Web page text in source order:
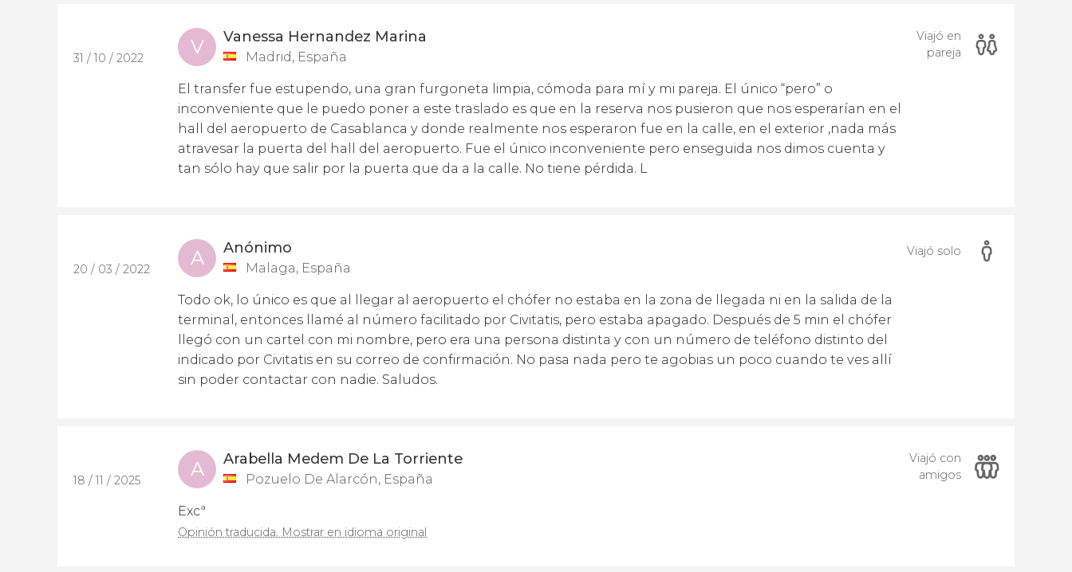
31 / 10 / 2022 V Vanessa Hernandez Marina
Madrid, España
El transfer fue estupendo, una gran furgoneta limpia, cómoda para mí y mi pareja. El único “pero” o
inconveniente que le puedo poner a este traslado es que en la reserva nos pusieron que nos esperarían en el
hall del aeropuerto de Casablanca y donde realmente nos esperaron fue en la calle, en el exterior ,nada más
atravesar la puerta del hall del aeropuerto. Fue el único inconveniente pero enseguida nos dimos cuenta y
tan sólo hay que salir por la puerta que da a la calle. No tiene pérdida. L
Viajó en
pareja
20 / 03 / 2022 A Anónimo
Malaga, España
Todo ok, lo único es que al llegar al aeropuerto el chófer no estaba en la zona de llegada ni en la salida de la
terminal, entonces llamé al número facilitado por Civitatis, pero estaba apagado. Después de 5 min el chófer
llegó con un cartel con mi nombre, pero era una persona distinta y con un número de teléfono distinto del
indicado por Civitatis en su correo de confirmación. No pasa nada pero te agobias un poco cuando te ves allí
sin poder contactar con nadie. Saludos.
Viajó solo
18 / 11 / 2025 A Arabella Medem De La Torriente
Pozuelo De Alarcón, España
Excª
Opinión traducida. Mostrar en idioma original
Viajó con
amigos